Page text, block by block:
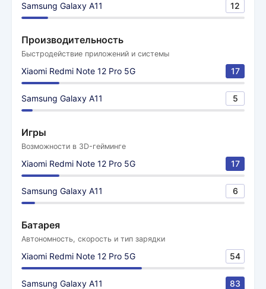
Samsung Galaxy A11 12
Производительность
Быстродействие приложений и системы
Xiaomi Redmi Note 12 Pro 5G 17
Samsung Galaxy A11 5
Игры
Возможности в 3D-гейминге
Xiaomi Redmi Note 12 Pro 5G 17
Samsung Galaxy A11 6
Батарея
Автономность, скорость и тип зарядки
Xiaomi Redmi Note 12 Pro 5G 54
Samsung Galaxy A11 83